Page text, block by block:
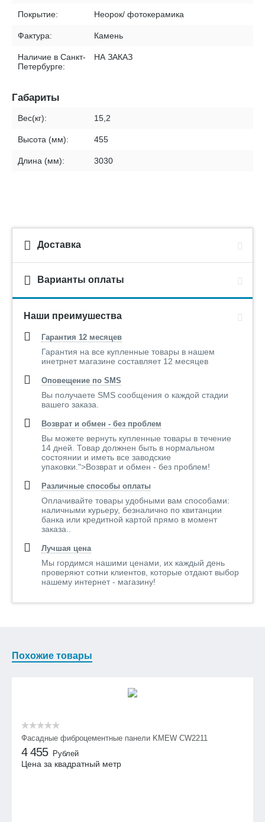
Покрытие: Неорок/ фотокерамика
Фактура: Камень
Наличие в Санкт-
Петербурге:
НА ЗАКАЗ
Габариты
Вес(кг): 15,2
Высота (мм): 455
Длина (мм): 3030
Доставка
Варианты оплаты
Наши преимушества
Гарантия 12 месяцев
Гарантия на все купленные товары в нашем
инетрнет магазине составляет 12 месяцев
Оповещение по SMS
Вы получаете SMS сообщения о каждой стадии
вашего заказа.
Возврат и обмен - без проблем
Вы можете вернуть купленные товары в течение
14 дней. Товар должнен быть в нормальном
состоянии и иметь все заводские
упаковки.">Возврат и обмен - без проблем!
Различные способы оплаты
Оплачивайте товары удобными вам способами:
наличными курьеру, безналично по квитанции
банка или кредитной картой прямо в момент
заказа..
Лучшая цена
Мы гордимся нашими ценами, их каждый день
проверяют сотни клиентов, которые отдают выбор
нашему интернет - магазину!
Похожие товары
Фасадные фиброцементные панели KMEW CW2211
4 455 Рублей
Цена за квадратный метр